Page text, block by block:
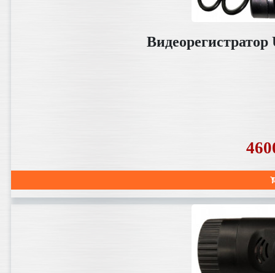
Видеорегистратор